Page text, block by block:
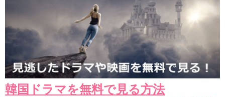
韓国ドラマを無料で見る方法